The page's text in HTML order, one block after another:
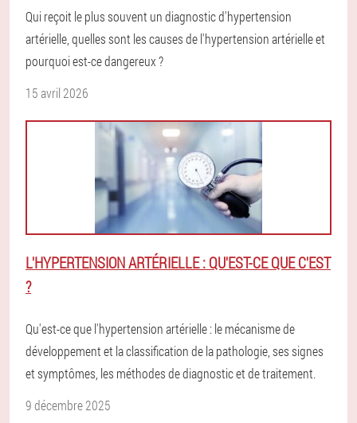
Qui reçoit le plus souvent un diagnostic d'hypertension
artérielle, quelles sont les causes de l'hypertension artérielle et
pourquoi est-ce dangereux ?
15 avril 2026
L'HYPERTENSION ARTÉRIELLE : QU'EST-CE QUE C'EST
?
Qu'est-ce que l'hypertension artérielle : le mécanisme de
développement et la classification de la pathologie, ses signes
et symptômes, les méthodes de diagnostic et de traitement.
9 décembre 2025